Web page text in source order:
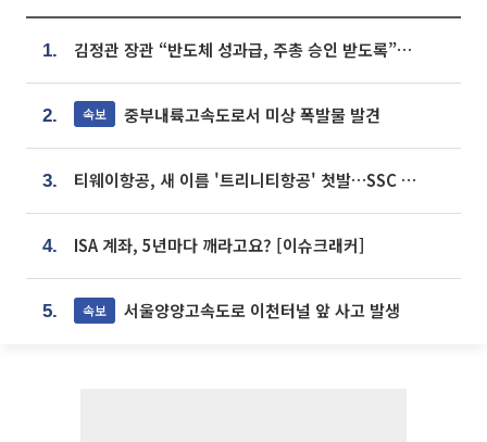
1. 김정관 장관 “반도체 성과급, 주총 승인 받도록”…상법·자본시장법 개정 시사
2. 속보 중부내륙고속도로서 미상 폭발물 발견
3. 티웨이항공, 새 이름 '트리니티항공' 첫발…SSC 전략 본격화
4. ISA 계좌, 5년마다 깨라고요? [이슈크래커]
5. 속보 서울양양고속도로 이천터널 앞 사고 발생